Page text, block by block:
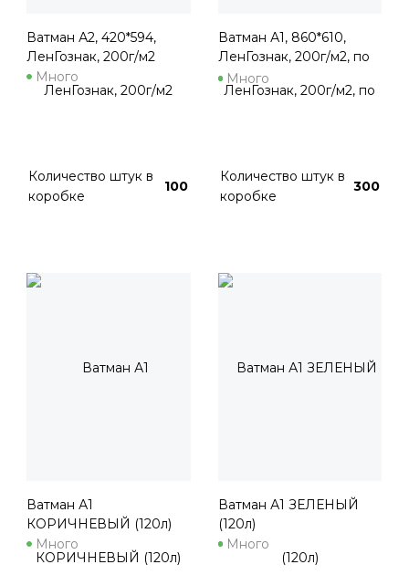
Ватман А2, 420*594,
ЛенГознак, 200г/м2
Много
Количество штук в
коробке
100
Ватман А1, 860*610,
ЛенГознак, 200г/м2, по
300л.
Много
Количество штук в
коробке
300
Ватман А1
КОРИЧНЕВЫЙ (120л)
Много
Ватман А1 ЗЕЛЕНЫЙ
(120л)
Много